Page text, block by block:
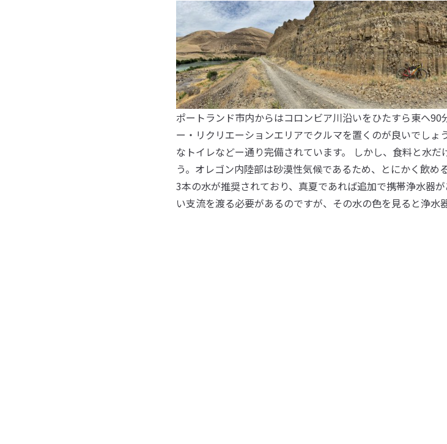
ポートランド市内からはコロンビア川沿いをひたすら東ヘ
ー・リクリエーションエリアでクルマを置くのが良いでしょ
なトイレなどー通り完備されています。 しかし、食料と水
う。オレゴン内陸部は砂漠性気候であるため、とにかく飲
3本の水が推奨されており、真夏であれば追加で携帯浄水器
い支流を渡る必要があるのですが、その水の色を見ると浄水